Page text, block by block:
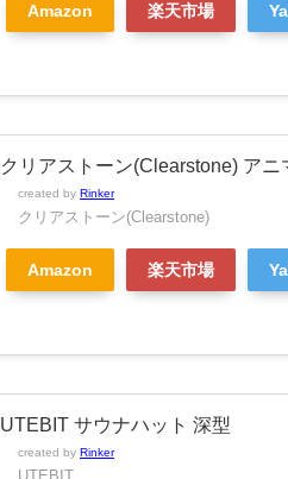
Amazon 楽天市場
クリアストーン(Clearstone) アニ
created by Rinker
クリアストーン(Clearstone)
Amazon 楽天市場
UTEBIT サウナハット 深型
created by Rinker